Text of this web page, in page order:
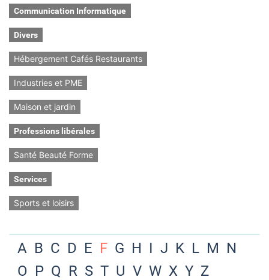
Communication Informatique
Divers
Hébergement Cafés Restaurants
Industries et PME
Maison et jardin
Professions libérales
Santé Beauté Forme
Services
Sports et loisirs
A B C D E F G H I J K L M N
O P Q R S T U V W X Y Z